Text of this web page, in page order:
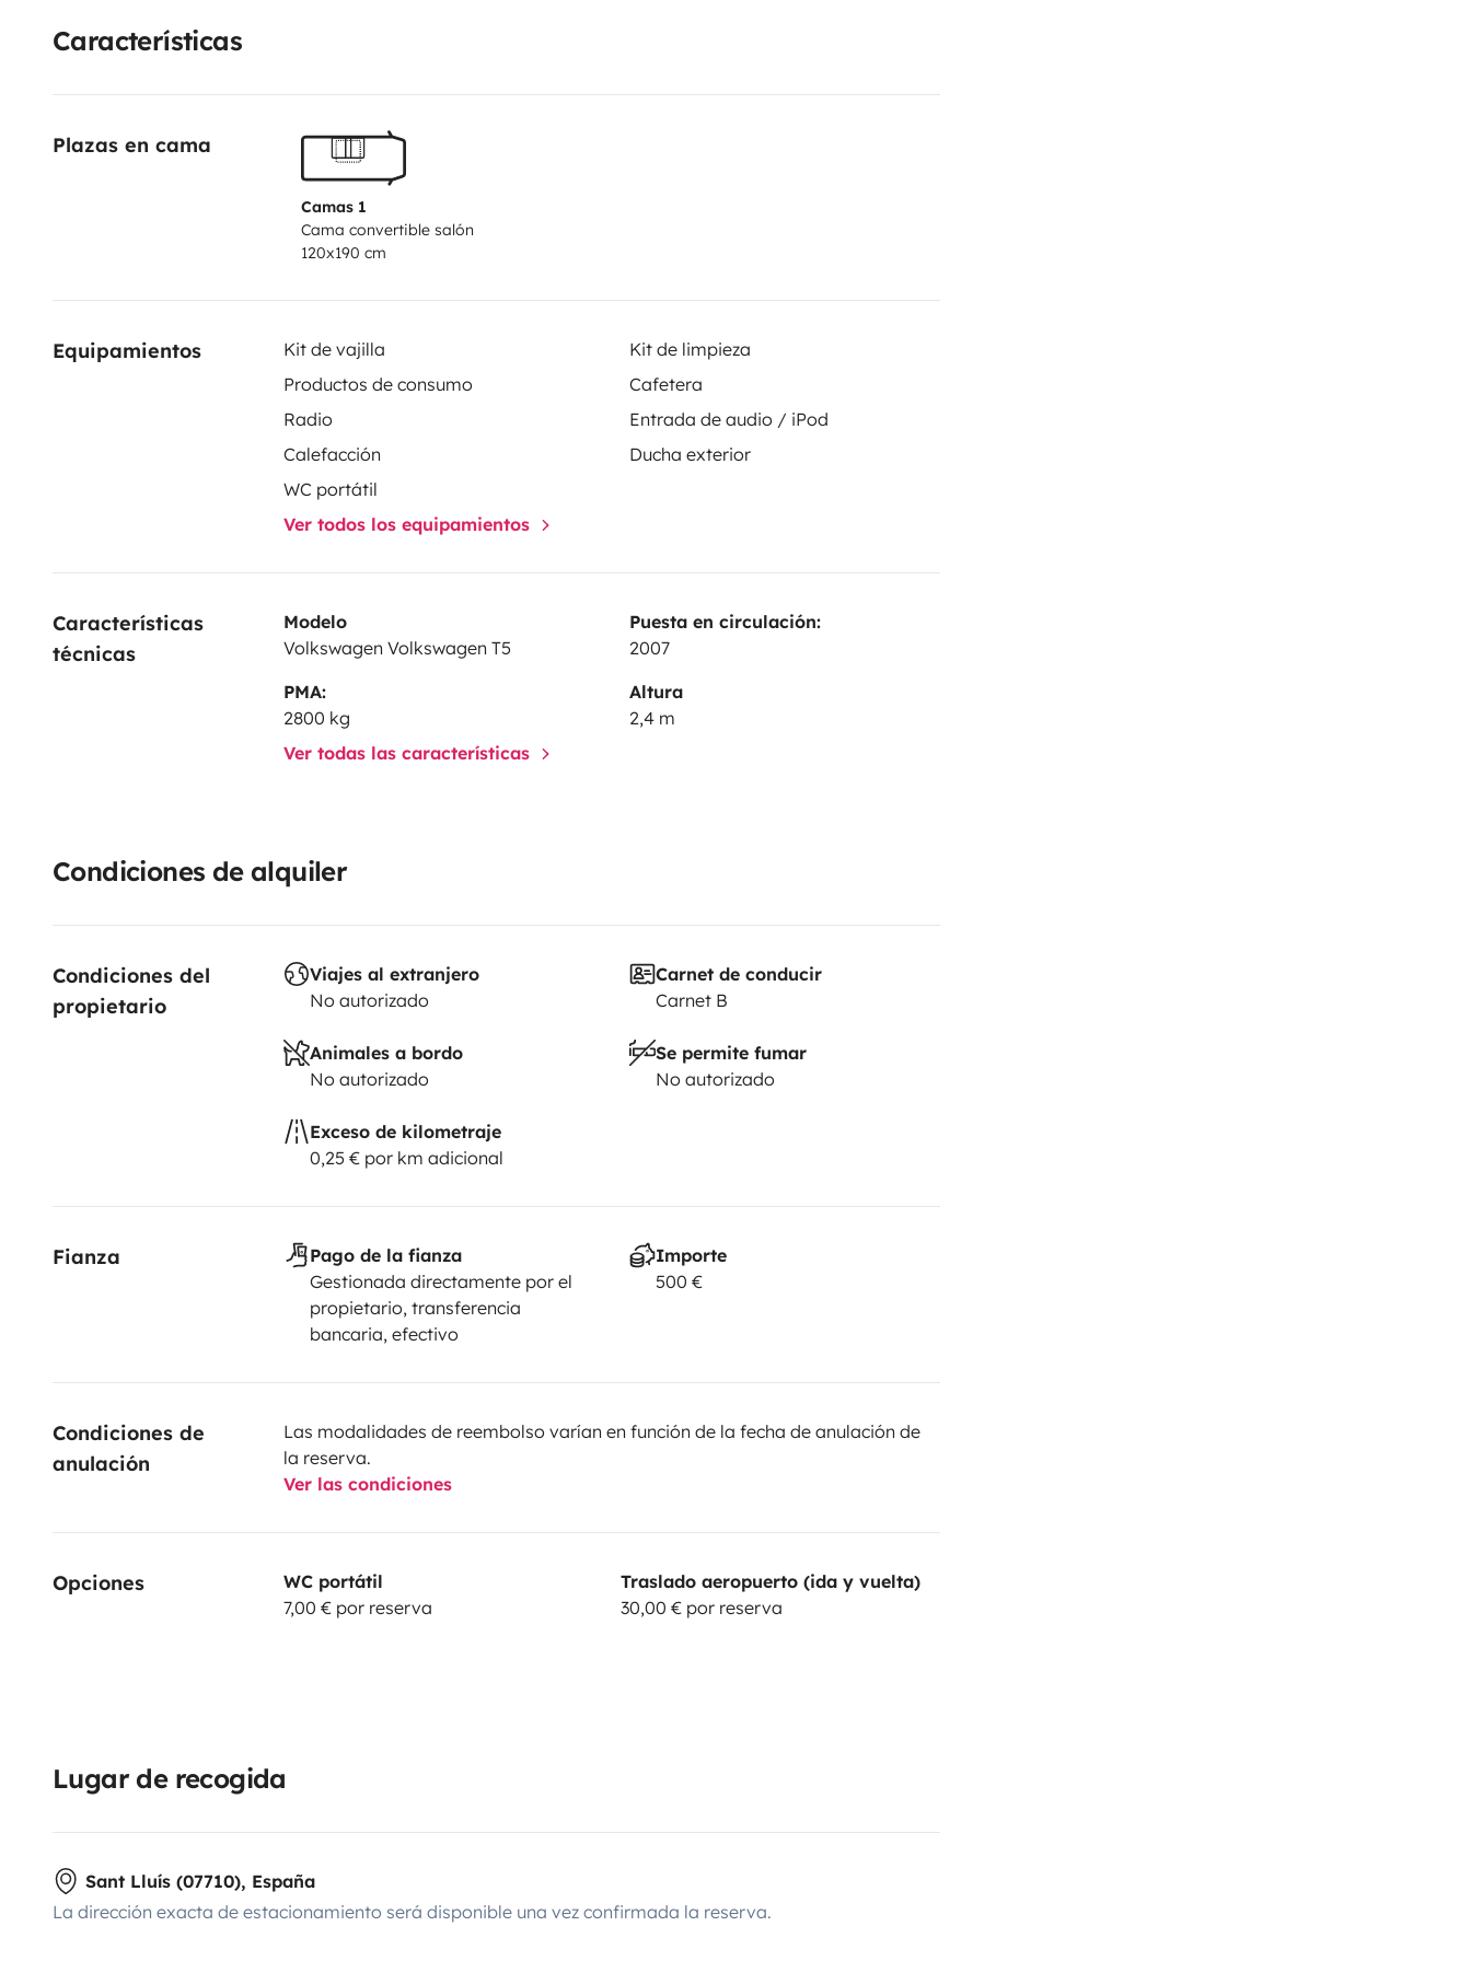
desayunar con vistas a acantilados y dormir bajo un cielo estrellado son solo algunas
de las maravillas que ofrece esta forma de viajar. Menorca, con su belleza natural y su
Características
Plazas en cama
Camas 1
Cama convertible salón
120x190 cm
Equipamientos Kit de vajilla
Kit de limpieza
Productos de consumo
Cafetera
Radio
Entrada de audio / iPod
Calefacción
Ducha exterior
WC portátil
Ver todos los equipamientos
Características
técnicas
Modelo
Volkswagen Volkswagen T5
Puesta en circulación:
2007
PMA:
2800 kg
Altura
2,4 m
Ver todas las características
Condiciones de alquiler
Condiciones del
propietario
Viajes al extranjero
No autorizado
Carnet de conducir
Carnet B
Animales a bordo
No autorizado
Se permite fumar
No autorizado
Exceso de kilometraje
0,25 € por km adicional
Fianza
Pago de la fianza
Gestionada directamente por el
propietario, transferencia
bancaria, efectivo
Importe
500 €
Condiciones de
anulación
Las modalidades de reembolso varían en función de la fecha de anulación de
la reserva.
Ver las condiciones
Opciones
WC portátil
7,00 € por reserva
Traslado aeropuerto (ida y vuelta)
30,00 € por reserva
Lugar de recogida
Sant Lluís (07710), España
La dirección exacta de estacionamiento será disponible una vez confirmada la reserva.